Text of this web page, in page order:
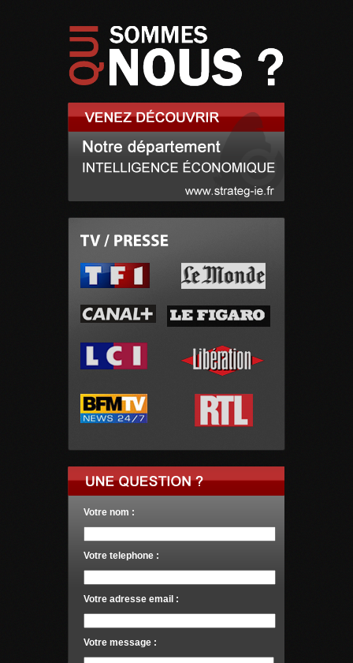
Votre nom :
Votre telephone :
Votre adresse email :
Votre message :